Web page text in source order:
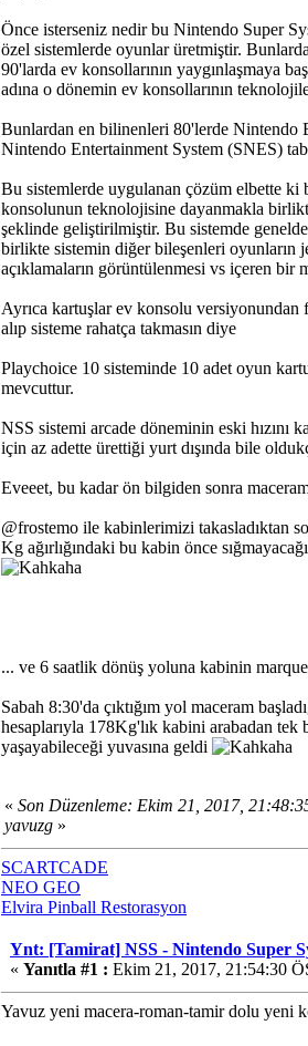
Önce isterseniz nedir bu Nintendo Super
özel sistemlerde oyunlar üretmiştir.
90'larda ev konsollarının yaygınlaşmaya
adına o dönemin ev konsollarının
Bunlardan en bilinenleri 80'lerde Nintendo
Nintendo Entertainment System (SNES)
Bu sistemlerde uygulanan çözüm elbette
konsolunun teknolojisine dayanmakla
şeklinde geliştirilmiştir. Bu sistemde
birlikte sistemin diğer bileşenleri oyunların
açıklamaların görüntülenmesi vs içeren bir
Ayrıca kartuşlar ev konsolu
alıp sisteme rahatça takmasın diye
Playchoice 10 sisteminde 10 adet oyun
mevcuttur.
NSS sistemi arcade döneminin eski hızını
için az adette ürettiği yurt dışında bile
Eveeet, bu kadar ön bilgiden sonra
@frostemo ile kabinlerimizi takasladıktan
Kg ağırlığındaki bu kabin önce
... ve 6 saatlik dönüş yoluna kabinin
Sabah 8:30'da çıktığım yol maceram
hesaplarıyla 178Kg'lık kabini arabadan tek
yaşayabileceği yuvasına geldi
« Son Düzenleme: Ekim 21, 2017,
yavuzg »
SCARTCADE
NEO GEO
Elvira Pinball Restorasyon
Ynt: [Tamirat] NSS - Nintendo Super
« Yanıtla #1 : Ekim 21, 2017, 21:54:30
Yavuz yeni macera-roman-tamir dolu yeni